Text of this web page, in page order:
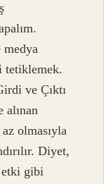
medya
tetiklemek.
ve Çıktı
alınan
olmasıyla
Diyet,
etki gibi